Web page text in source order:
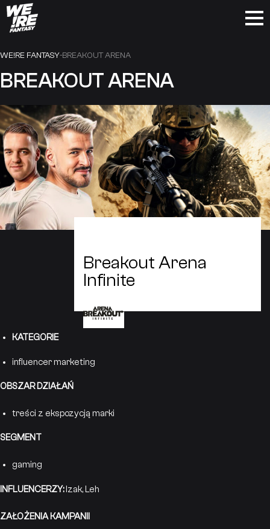
to
WE!RE FANTASY-BREAKOUT ARENA
BREAKOUT ARENA
Breakout Arena
Infinite
KATEGORIE
influencer marketing
OBSZAR DZIAŁAŃ
treści z ekspozycją marki
SEGMENT
gaming
INFLUENCERZY: Izak, Leh
ZAŁOŻENIA KAMPANII